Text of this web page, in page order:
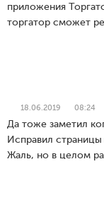
приложения
торгатор сможет
18.06.2019 08:24
Да тоже заметил
Исправил страницы
Жаль, но в целом